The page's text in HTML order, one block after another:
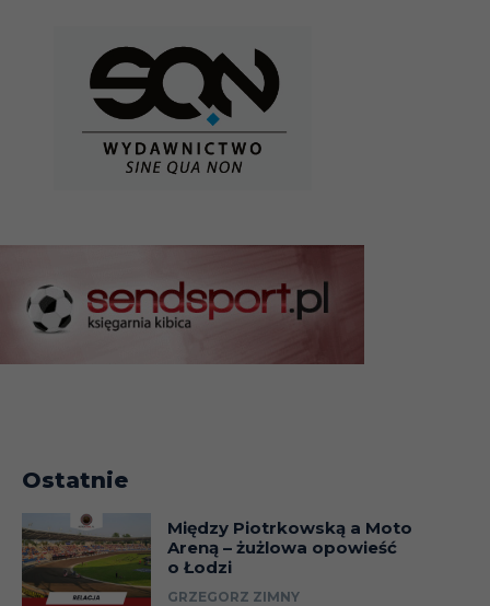
Ostatnie
Między Piotrkowską a Moto
Areną – żużlowa opowieść
o Łodzi
GRZEGORZ ZIMNY